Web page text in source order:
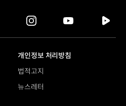
instagram
tv
개인정보 처리방침
법적고지
뉴스레터